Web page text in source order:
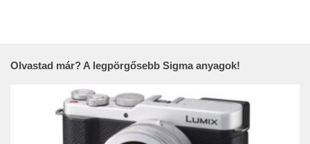
Olvastad már? A legpörgősebb Sigma anyagok!